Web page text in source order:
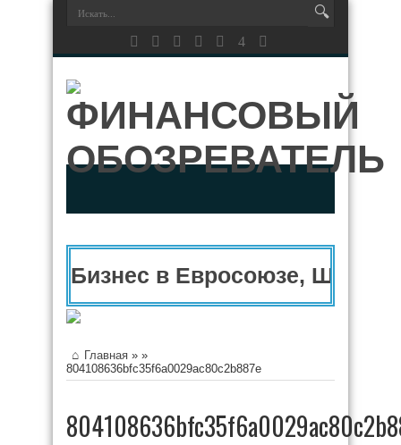
Бизнес в Евросоюзе,
Главная » »
804108636bfc35f6a0029ac80c2b887e